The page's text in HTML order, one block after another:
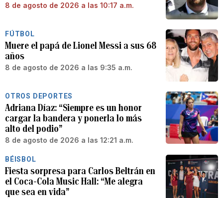
8 de agosto de 2026 a las 10:17 a.m.
FÚTBOL
Muere el papá de Lionel Messi a sus 68
años
8 de agosto de 2026 a las 9:35 a.m.
OTROS DEPORTES
Adriana Díaz: “Siempre es un honor
cargar la bandera y ponerla lo más
alto del podio”
8 de agosto de 2026 a las 12:21 a.m.
BÉISBOL
Fiesta sorpresa para Carlos Beltrán en
el Coca-Cola Music Hall: “Me alegra
que sea en vida”